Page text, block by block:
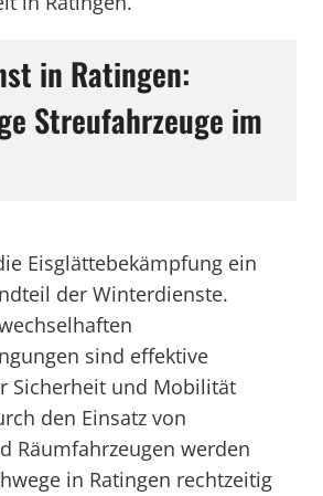
in Ratingen:
Streufahrzeuge im
Eisglättebekämpfung ein
der Winterdienste.
sind effektive
Sicherheit und Mobilität
den Einsatz von
Räumfahrzeugen werden
in Ratingen rechtzeitig